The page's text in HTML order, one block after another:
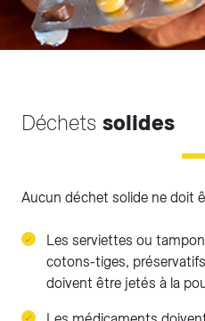
Déchets solides
Aucun déchet solide ne doit
Les serviettes ou
cotons-tiges,
doivent être jetés à la